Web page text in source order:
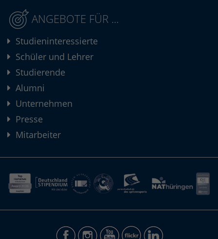
ANGEBOTE FÜR ...
Studieninteressierte
Schüler und Lehrer
Studierende
Alumni
Unternehmen
Presse
Mitarbeiter